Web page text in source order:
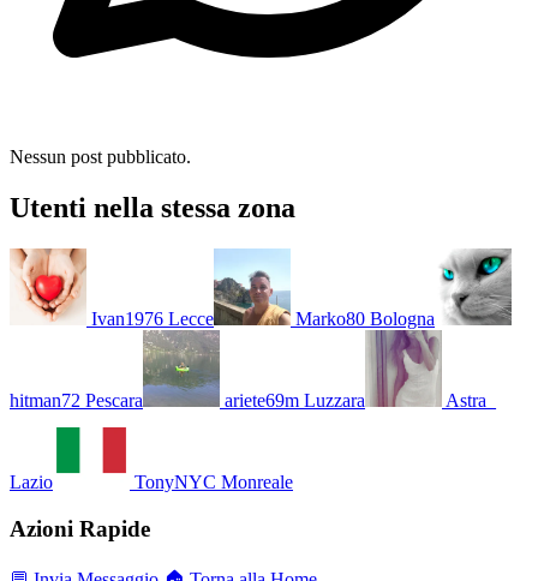
Nessun post pubblicato.
Utenti nella stessa zona
Ivan1976 Lecce Marko80 Bologna
hitman72 Pescara ariete69m Luzzara Astra_
Lazio TonyNYC Monreale
Azioni Rapide